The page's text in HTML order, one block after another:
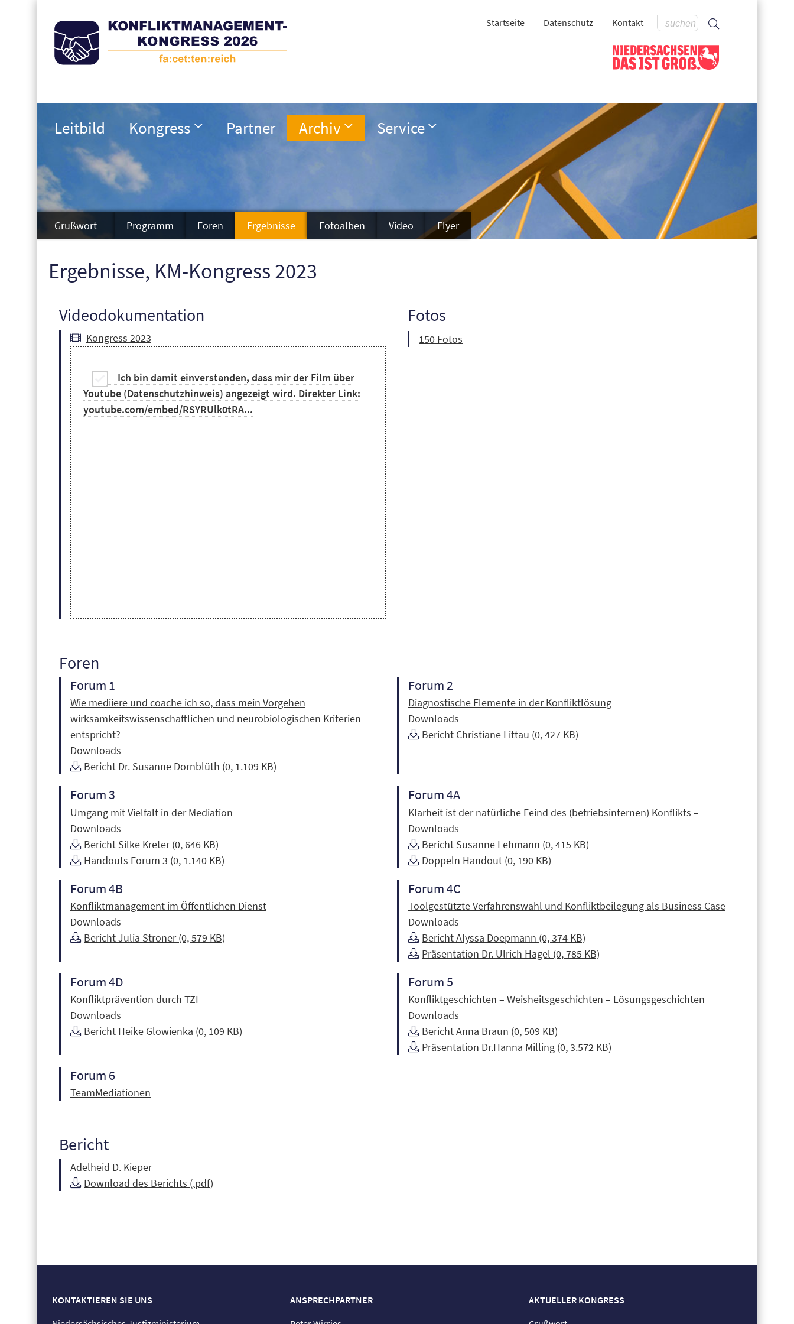
Kontakt
Datenschutz
Startseite
Leitbild Kongress Partner Archiv Service
Grußwort Programm Foren Ergebnisse Fotoalben Video Flyer
Ergebnisse, KM-Kongress 2023
Videodokumentation
Kongress 2023
Ich bin damit einverstanden, dass mir der Film über
Youtube (Datenschutzhinweis) angezeigt wird. Direkter Link:
youtube.com/embed/RSYRUlk0tRA...
Fotos
150 Fotos
Foren
Forum 1
Wie mediiere und coache ich so, dass mein Vorgehen
wirksamkeitswissenschaftlichen und neurobiologischen Kriterien
entspricht?
Downloads
Bericht Dr. Susanne Dornblüth (0, 1.109 KB)
Forum 2
Diagnostische Elemente in der Konfliktlösung
Downloads
Bericht Christiane Littau (0, 427 KB)
Forum 3
Umgang mit Vielfalt in der Mediation
Downloads
Bericht Silke Kreter (0, 646 KB)
Handouts Forum 3 (0, 1.140 KB)
Forum 4A
Klarheit ist der natürliche Feind des (betriebsinternen) Konflikts –
Downloads
Bericht Susanne Lehmann (0, 415 KB)
Doppeln Handout (0, 190 KB)
Forum 4B
Konfliktmanagement im Öffentlichen Dienst
Downloads
Bericht Julia Stroner (0, 579 KB)
Forum 4C
Toolgestützte Verfahrenswahl und Konfliktbeilegung als Business Case
Downloads
Bericht Alyssa Doepmann (0, 374 KB)
Präsentation Dr. Ulrich Hagel (0, 785 KB)
Forum 4D
Konfliktprävention durch TZI
Downloads
Bericht Heike Glowienka (0, 109 KB)
Forum 5
Konfliktgeschichten – Weisheitsgeschichten – Lösungsgeschichten
Downloads
Bericht Anna Braun (0, 509 KB)
Präsentation Dr.Hanna Milling (0, 3.572 KB)
Forum 6
TeamMediationen
Bericht
Adelheid D. Kieper
Download des Berichts (.pdf)
KONTAKTIEREN SIE UNS
ANSPRECHPARTNER
AKTUELLER KONGRESS